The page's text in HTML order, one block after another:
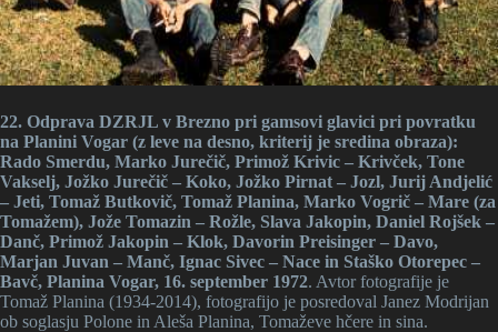
22. Odprava DZRJL v Brezno pri gamsovi glavici pri povratku
na Planini Vogar (z leve na desno, kriterij je sredina obraza):
Rado Smerdu, Marko Jurečič, Primož Krivic – Krivček, Tone
Vakselj, Jožko Jurečič – Koko, Jožko Pirnat – Jozl, Jurij Andjelić
– Jeti, Tomaž Butkovič, Tomaž Planina, Marko Vogrič – Mare (za
Tomažem), Jože Tomazin – Rožle, Slava Jakopin, Daniel Rojšek –
Danč, Primož Jakopin – Klok, Davorin Preisinger – Davo,
Marjan Juvan – Manč, Ignac Sivec – Nace in Staško Otorepec –
Bavč, Planina Vogar, 16. september 1972. Avtor fotografije je
Tomaž Planina (1934-2014), fotografijo je posredoval Janez Modrijan
ob soglasju Polone in Aleša Planina, Tomaževe hčere in sina.